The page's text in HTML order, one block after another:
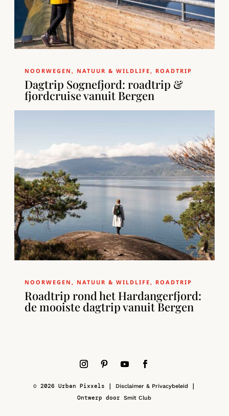
NOORWEGEN, NATUUR & WILDLIFE, ROADTRIP
Dagtrip Sognefjord: roadtrip &
fjordcruise vanuit Bergen
NOORWEGEN , NATUUR & WILDLIFE , ROADTRIP
Roadtrip rond het Hardangerfjord:
de mooiste dagtrip vanuit Bergen
© 2026 Urban Pixxels | Disclaimer & Privacybeleid
|
Ontwerp doorSmit Club